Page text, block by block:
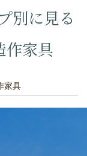
別に見る
作家具
家具